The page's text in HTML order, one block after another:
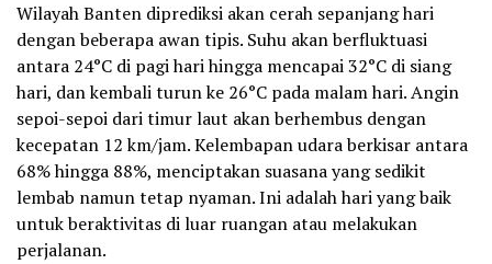
Wilayah Banten diprediksi akan cerah sepanjang hari
dengan beberapa awan tipis. Suhu akan berfluktuasi
antara 24°C di pagi hari hingga mencapai 32°C di siang
hari, dan kembali turun ke 26°C pada malam hari. Angin
sepoi-sepoi dari timur laut akan berhembus dengan
kecepatan 12 km/jam. Kelembapan udara berkisar antara
68% hingga 88%, menciptakan suasana yang sedikit
lembab namun tetap nyaman. Ini adalah hari yang baik
untuk beraktivitas di luar ruangan atau melakukan
perjalanan.